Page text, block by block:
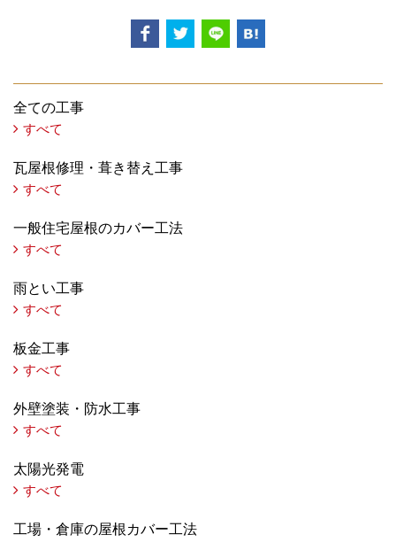
全ての工事
すべて
瓦屋根修理・葺き替え工事
すべて
一般住宅屋根のカバー工法
すべて
雨とい工事
すべて
板金工事
すべて
外壁塗装・防水工事
すべて
太陽光発電
すべて
工場・倉庫の屋根カバー工法